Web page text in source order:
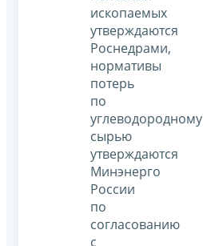
ископаемых
утверждаются
Роснедрами,
нормативы
потерь
по
углеводородному
сырью
утверждаются
Минэнерго
России
по
согласованию
с